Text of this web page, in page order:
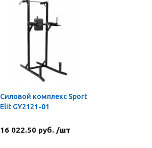
Силовой комплекс Sport
Elit GY2121-01
16 022.50 руб. /шт